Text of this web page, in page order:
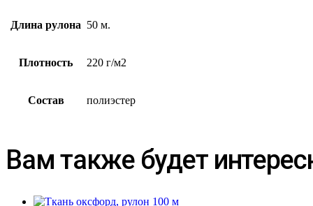
Длина рулона 50 м.
Плотность 220 г/м2
Состав полиэстер
Вам также будет